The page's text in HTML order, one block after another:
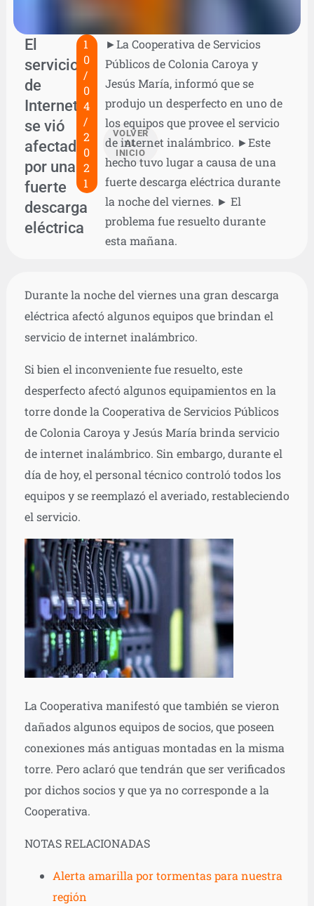
El
servicio
de
Internet
se vió
afectado
por una
fuerte
descarga
eléctrica
1
0
/
0
4
/
2
0
2
1
VOLVER
AL
INICIO
►La Cooperativa de Servicios
Públicos de Colonia Caroya y
Jesús María, informó que se
produjo un desperfecto en uno de
los equipos que provee el servicio
de internet inalámbrico. ►Este
hecho tuvo lugar a causa de una
fuerte descarga eléctrica durante
la noche del viernes. ► El
problema fue resuelto durante
esta mañana.
Durante la noche del viernes una gran descarga
eléctrica afectó algunos equipos que brindan el
servicio de internet inalámbrico.
Si bien el inconveniente fue resuelto, este
desperfecto afectó algunos equipamientos en la
torre donde la Cooperativa de Servicios Públicos
de Colonia Caroya y Jesús María brinda servicio
de internet inalámbrico. Sin embargo, durante el
día de hoy, el personal técnico controló todos los
equipos y se reemplazó el averiado, restableciendo
el servicio.
La Cooperativa manifestó que también se vieron
dañados algunos equipos de socios, que poseen
conexiones más antiguas montadas en la misma
torre. Pero aclaró que tendrán que ser verificados
por dichos socios y que ya no corresponde a la
Cooperativa.
NOTAS RELACIONADAS
Alerta amarilla por tormentas para nuestra
región